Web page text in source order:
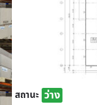
สถานะ ว่าง